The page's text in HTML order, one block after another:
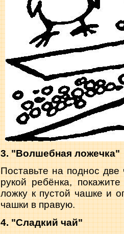
3. "Волшебная ложечка"
Поставьте на поднос
рукой ребёнка,
ложку к пустой чашке и
чашки в правую.
4. "Сладкий чай"